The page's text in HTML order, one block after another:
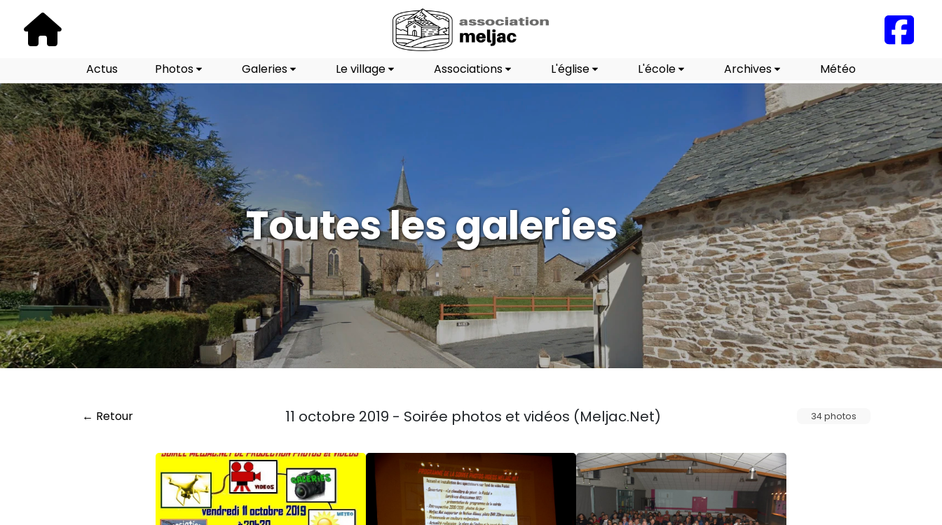
Actus Photos Galeries Le village Associations L'église L'école Archives Météo
Toutes les galeries
← Retour 11 octobre 2019 - Soirée photos et vidéos (Meljac.Net) 34 photos